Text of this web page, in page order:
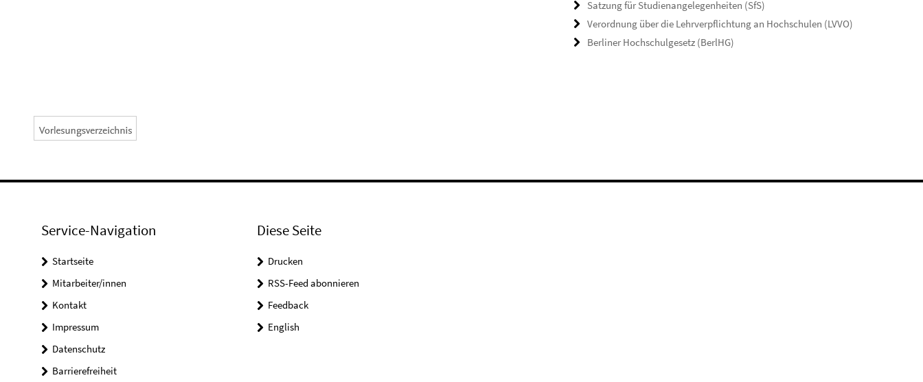
Satzung für Studienangelegenheiten (SfS)
Verordnung über die Lehrverpflichtung an Hochschulen (LVVO)
Berliner Hochschulgesetz (BerlHG)
Service-Navigation
Startseite
Mitarbeiter/innen
Kontakt
Impressum
Datenschutz
Barrierefreiheit
Diese Seite
Drucken
RSS-Feed abonnieren
Feedback
English